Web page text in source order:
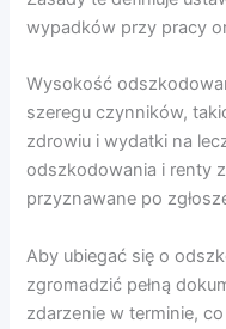
wypadków przy pracy
Wysokość
szeregu czynników,
zdrowiu i wydatki na
odszkodowania i renty
przyznawane po
Aby ubiegać się o
zgromadzić pełną
zdarzenie w terminie,